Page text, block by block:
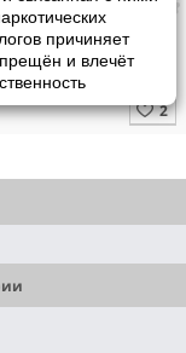
причиняет
и влечёт